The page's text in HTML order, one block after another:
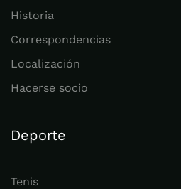
Historia
Correspondencias
Localización
Hacerse socio
Deporte
Tenis